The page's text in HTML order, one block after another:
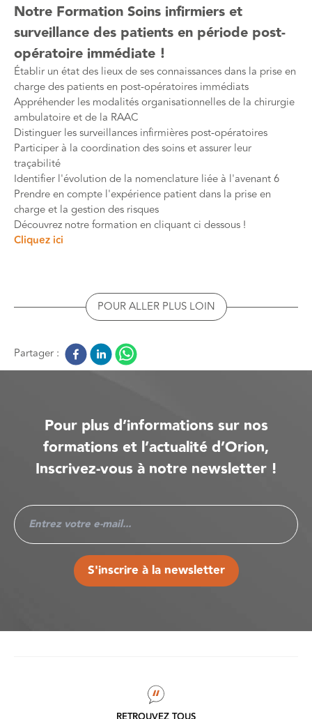
Notre Formation Soins infirmiers et
surveillance des patients en période post-
opératoire immédiate !
Établir un état des lieux de ses connaissances dans la prise en
charge des patients en post-opératoires immédiats
Appréhender les modalités organisationnelles de la chirurgie
ambulatoire et de la RAAC
Distinguer les surveillances infirmières post-opératoires
Participer à la coordination des soins et assurer leur
traçabilité
Identifier l'évolution de la nomenclature liée à l'avenant 6
Prendre en compte l'expérience patient dans la prise en
charge et la gestion des risques
Découvrez notre formation en cliquant ci dessous !
Cliquez ici
POUR ALLER PLUS LOIN
Partager :
Pour plus d’informations sur nos
formations et l’actualité d’Orion,
Inscrivez-vous à notre newsletter !
S'inscrire à la newsletter